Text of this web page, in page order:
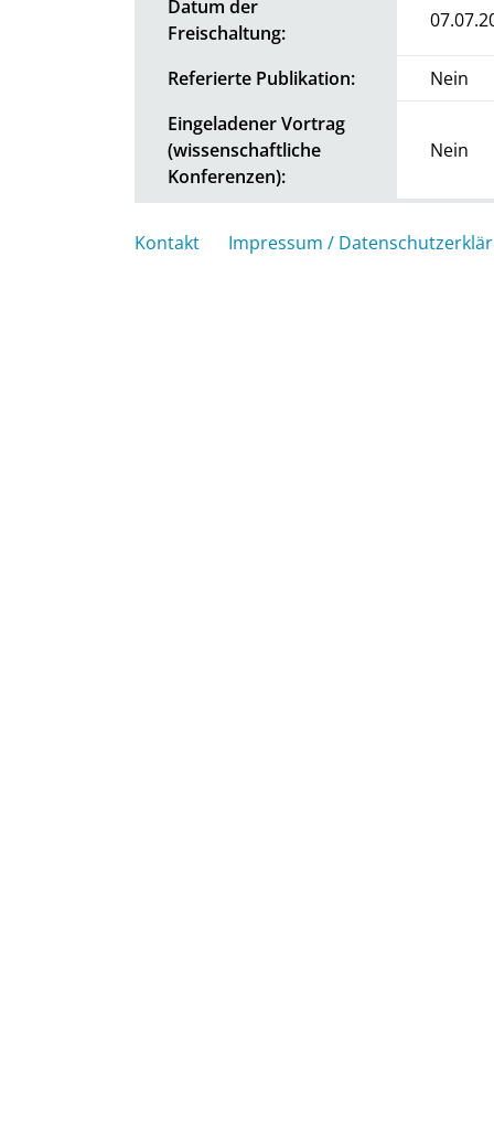
Datum der
Freischaltung:
Referierte Publikation:
Nein
Eingeladener Vortrag
(wissenschaftliche
Konferenzen):
Nein
Kontakt Impressum /